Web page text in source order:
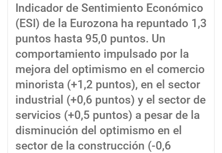
Indicador de Sentimiento Económico
(ESI) de la Eurozona ha repuntado 1,3
puntos hasta 95,0 puntos. Un
comportamiento impulsado por la
mejora del optimismo en el comercio
minorista (+1,2 puntos), en el sector
industrial (+0,6 puntos) y el sector de
servicios (+0,5 puntos) a pesar de la
disminución del optimismo en el
sector de la construcción (-0,6